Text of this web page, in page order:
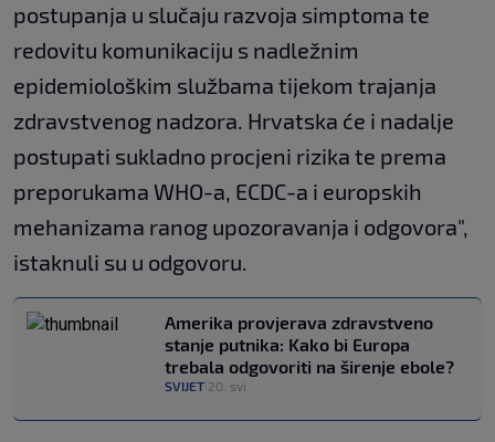
postupanja u slučaju razvoja simptoma te
redovitu komunikaciju s nadležnim
epidemiološkim službama tijekom trajanja
zdravstvenog nadzora. Hrvatska će i nadalje
postupati sukladno procjeni rizika te prema
preporukama WHO-a, ECDC-a i europskih
mehanizama ranog upozoravanja i odgovora",
istaknuli su u odgovoru.
Amerika provjerava zdravstveno
stanje putnika: Kako bi Europa
trebala odgovoriti na širenje ebole?
SVIJET 20. svi.